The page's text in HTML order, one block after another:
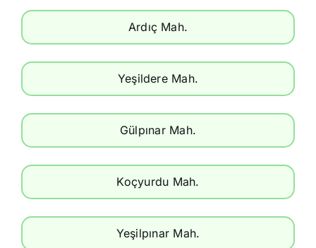
Ardıç Mah.
Yeşildere Mah.
Gülpınar Mah.
Koçyurdu Mah.
Yeşilpınar Mah.